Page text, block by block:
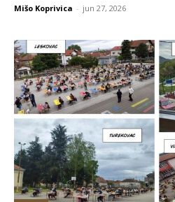
Mišo Koprivica - jun 27, 2026